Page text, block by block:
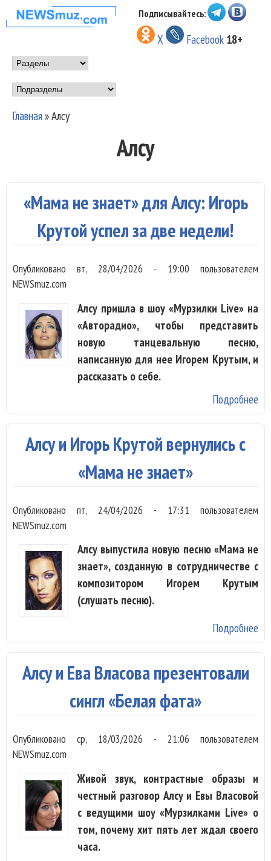
Перейти к основному
содержанию
НОВОСТИ
МУЗЫКИ И
ШОУ БИЗНЕСА
NEWSMUZ.COM
Подписывайтесь:
X Facebook 18+
Main menu
Подразделы
Вы здесь
Главная»Алсу
Алсу
«Мама не знает» для Алсу: Игорь
Крутой успел за две недели!
Опубликовановт, 28/04/2026 - 19:00 пользователем
NEWSmuz.com
Алсу пришла в шоу «Мурзилки Live» на
«Авторадио», чтобы представить
новую танцевальную песню,
написанную для нее Игорем Крутым, и
рассказать о себе.
Подробнее
Алсу и Игорь Крутой вернулись с
«Мама не знает»
Опубликованопт, 24/04/2026 - 17:31 пользователем
NEWSmuz.com
Алсу выпустила новую песню «Мама не
знает», созданную в сотрудничестве с
композитором Игорем Крутым
(слушать песню).
Подробнее
Алсу и Ева Власова презентовали
сингл «Белая фата»
Опубликованоср, 18/03/2026 - 21:06 пользователем
NEWSmuz.com
Живой звук, контрастные образы и
честный разговор Алсу и Евы Власовой
с ведущими шоу «Мурзилками Live» о
том, почему хит пять лет ждал своего
часа.